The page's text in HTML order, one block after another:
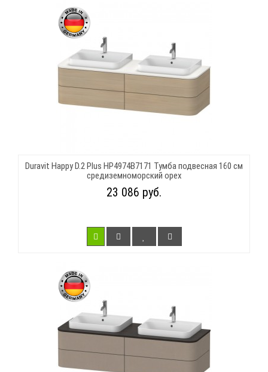
Duravit Happy D.2 Plus HP4974B7171 Тумба подвесная 160 см
средиземноморский орех
23 086 руб.